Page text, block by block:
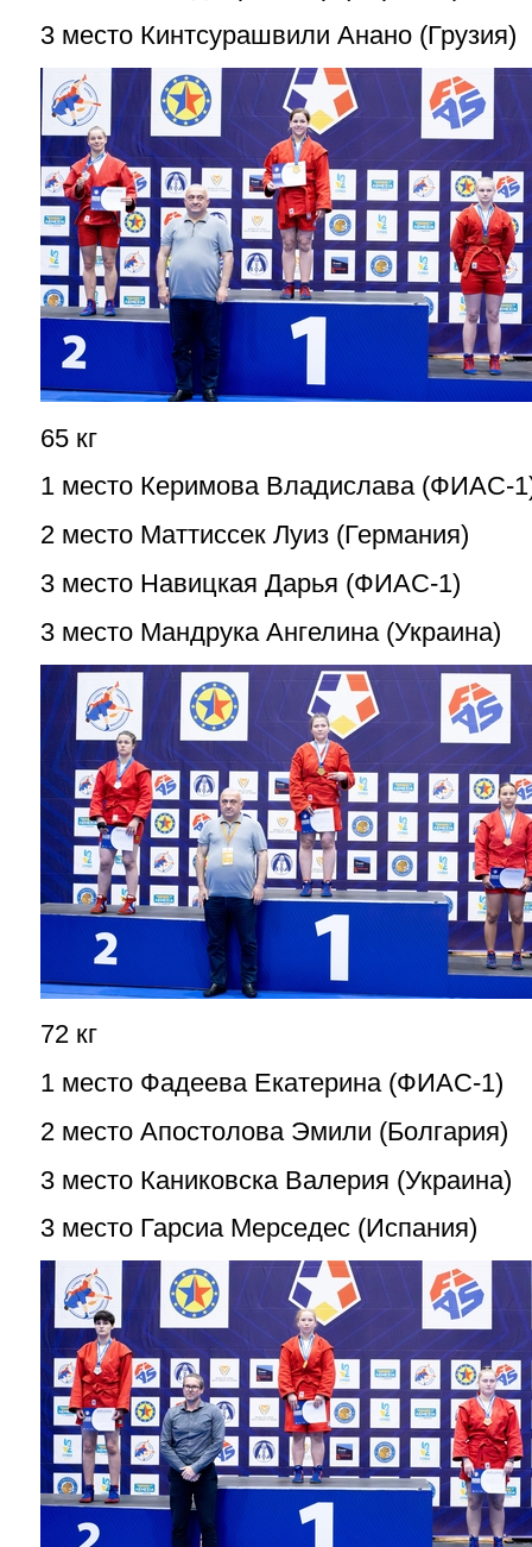
3 место Кинтсурашвили Анано (Грузия)
65 кг
1 место Керимова Владислава (ФИАС-
2 место Маттиссек Луиз (Германия)
3 место Навицкая Дарья (ФИАС-1)
3 место Мандрука Ангелина (Украина)
72 кг
1 место Фадеева Екатерина (ФИАС-1)
2 место Апостолова Эмили (Болгария)
3 место Каниковска Валерия (Украина)
3 место Гарсиа Мерседес (Испания)